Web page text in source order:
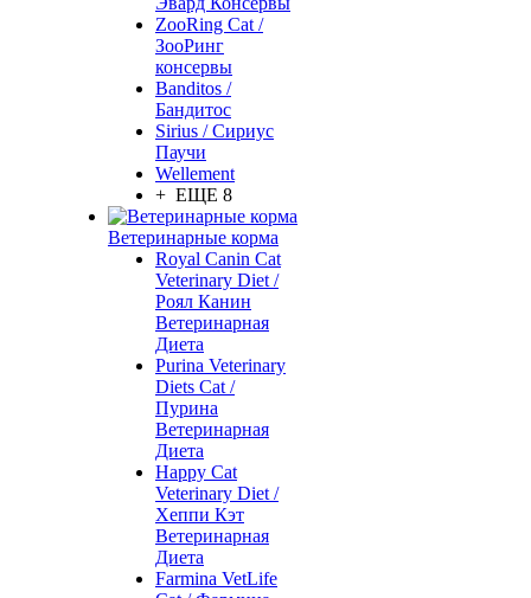
ZooRing Cat /
ЗооРинг
консервы
Banditos /
Бандитос
Sirius / Сириус
Паучи
Wellement
+ ЕЩЕ 8
Ветеринарные корма
Royal Canin Cat
Veterinary Diet /
Роял Канин
Ветеринарная
Диета
Purina Veterinary
Diets Cat /
Пурина
Ветеринарная
Диета
Happy Cat
Veterinary Diet /
Хеппи Кэт
Ветеринарная
Диета
Farmina VetLife